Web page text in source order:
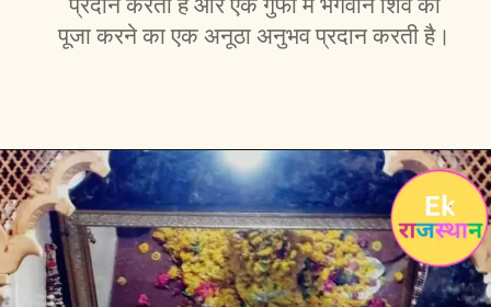
प्रदान करती है और एक गुफा में भगवान शिव की
पूजा करने का एक अनूठा अनुभव प्रदान करती है।